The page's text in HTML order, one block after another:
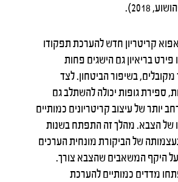
2018).
קריטריון חדש להערכת תפקודו
בריאיון גם הישגים פחות
מקובלים, בשיפור הביטחון. לצד
ספירת גופות יכולה להשתלב גם
יותר של עיצוב קריטריונים כמותיים
של הצבא. מהלך זה התפתח בשנות
של הביקורת מונחית הערכים
על היקף המשאבים שהצבא צורך.
מדדים כמותיים להערכת